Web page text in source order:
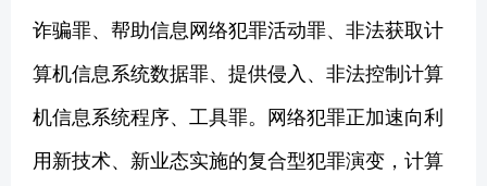
诈骗罪、帮助信息网络犯罪活动罪、非法获取计
算机信息系统数据罪、提供侵入、非法控制计算
机信息系统程序、工具罪。网络犯罪正加速向利
用新技术、新业态实施的复合型犯罪演变，计算